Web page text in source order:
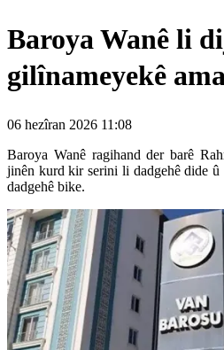
Baroya Wanê li
gilînameyekê
06 hezîran 2026 11:08
Baroya Wanê ragihand der barê
jinên kurd kir serini li dadgehê dide û
dadgehê bike.